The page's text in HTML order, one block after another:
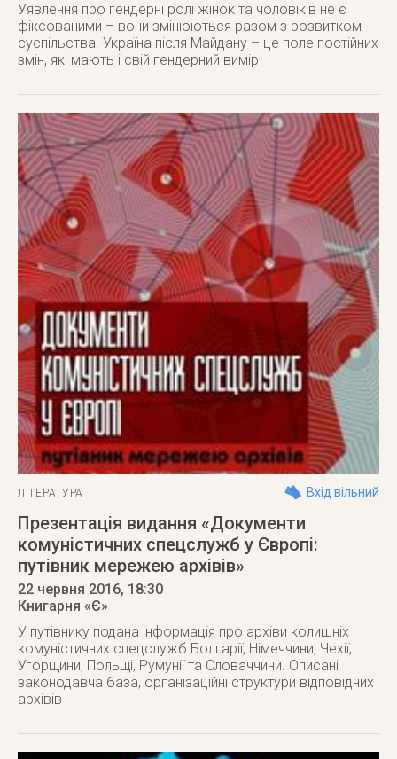
Уявлення про гендерні ролі жінок та чоловіків не є
фіксованими – вони змінюються разом з розвитком
суспільства. Україна після Майдану – це поле постійних
змін, які мають і свій гендерний вимір
ЛІТЕРАТУРА Вхід вільний
Презентація видання «Документи
комуністичних спецслужб у Європі:
путівник мережею архівів»
22 червня 2016, 18:30
Книгарня «Є»
У путівнику подана інформація про архіви колишніх
комуністичних спецслужб Болгарії, Німеччини, Чехії,
Угорщини, Польщі, Румунії та Словаччини. Описані
законодавча база, організаційні структури відповідних
архівів